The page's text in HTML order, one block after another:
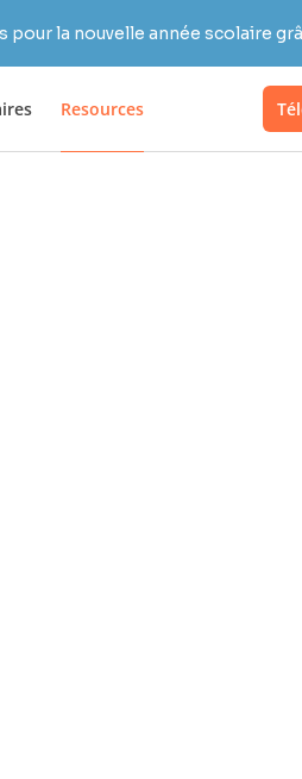
pour la nouvelle année scolaire
Resources